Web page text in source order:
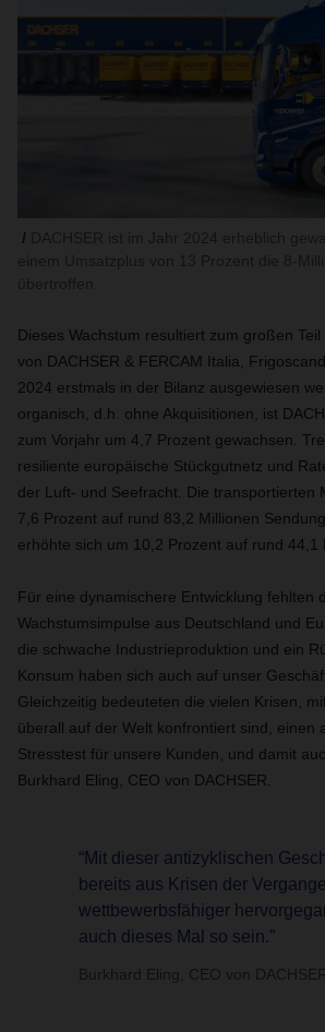
Dieses Wachstum resultiert zum großen
von DACHSER & FERCAM Italia,
2024 erstmals in der Bilanz ausgewiesen
organisch, d.h. ohne Akquisitionen, ist
zum Vorjahr um 4,7 Prozent gewachsen.
resiliente europäische Stückgutnetz und
der Luft- und Seefracht. Die transportierten
7,6 Prozent auf rund 83,2 Millionen
erhöhte sich um 10,2 Prozent auf rund 44,1
Für eine dynamischere Entwicklung fehlten
Wachstumsimpulse aus Deutschland und
die schwache Industrieproduktion und ein
Konsum haben sich auch auf unser
Gleichzeitig bedeuteten die vielen Krisen,
überall auf der Welt konfrontiert sind, einen
Stresstest für unsere Kunden, und damit
Burkhard Eling, CEO von DACHSER.
“Mit dieser antizyklischen
bereits aus Krisen der
wettbewerbsfähiger
auch dieses Mal so sein.”
Burkhard Eling, CEO von